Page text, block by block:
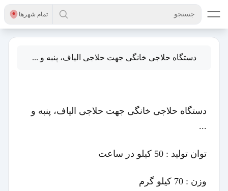
تمام شهر‌ها جستجو
دستگاه حلاجی خانگی جهت حلاجی الیاف، پنبه و ...
دستگاه حلاجی خانگی جهت حلاجی الیاف، پنبه و
...
توان تولید : 50 کیلو در ساعت
وزن : 70 کیلو گرم